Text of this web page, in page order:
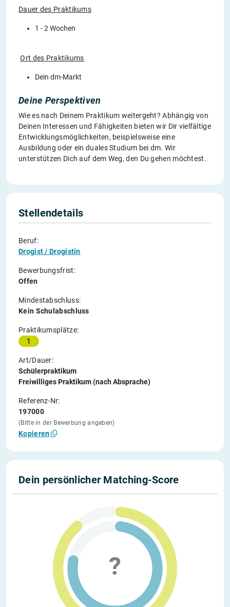
Dauer des Praktikums
1 - 2 Wochen
Ort des Praktikums
Dein dm-Markt
Deine Perspektiven
Wie es nach Deinem Praktikum weitergeht? Abhängig von
Deinen Interessen und Fähigkeiten bieten wir Dir vielfältige
Entwicklungsmöglichkeiten, beispielsweise eine
Ausbildung oder ein duales Studium bei dm. Wir
unterstützen Dich auf dem Weg, den Du gehen möchtest.
Stellendetails
Beruf:
Drogist / Drogistin
Bewerbungsfrist:
Offen
Mindestabschluss:
Kein Schulabschluss
Praktikumsplätze:
1
Art/Dauer:
Schülerpraktikum
Freiwilliges Praktikum (nach Absprache)
Referenz-Nr:
197000
(Bitte in der Bewerbung angeben)
Kopieren
Dein persönlicher Matching-Score